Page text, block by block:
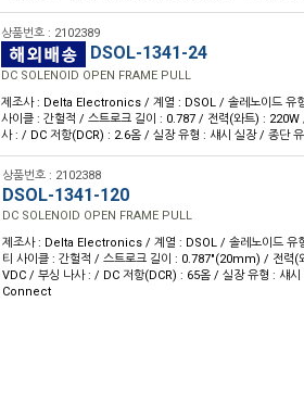
상품번호 : 2102389
DSOL-1341-24
DC SOLENOID OPEN FRAME PULL
제조사 : Delta Electronics / 계열 : DSOL / 솔레노이드 유
사이클 : 간헐적 / 스트로크 길이 : 0.787 / 전력(와트) :
사 : / DC 저항(DCR) : 2.6옴 / 실장 유형 : 섀시 실장 / 종단
상품번호 : 2102388
DSOL-1341-120
DC SOLENOID OPEN FRAME PULL
제조사 : Delta Electronics / 계열 : DSOL / 솔레노이드 유
티 사이클 : 간헐적 / 스트로크 길이 : 0.787"(20mm) / 전력(
VDC / 부싱 나사 : / DC 저항(DCR) : 65옴 / 실장 유형 : 섀
Connect